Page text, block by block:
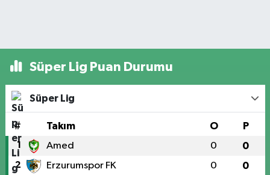
Süper Lig Puan Durumu
Süper Lig
# Takım O P
1 Amed 0 0
2 Erzurumspor FK 0 0